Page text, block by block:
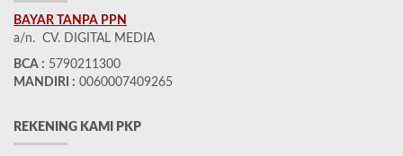
BAYAR TANPA PPN
a/n. CV. DIGITAL MEDIA
BCA : 5790211300
MANDIRI : 0060007409265
REKENING KAMI PKP